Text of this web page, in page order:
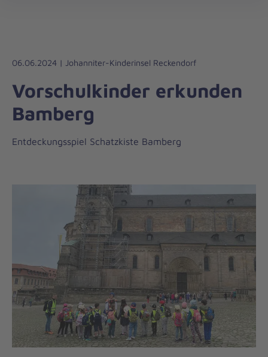
Liebe
Leben
06.06.2024 | Johanniter-Kinderinsel Reckendorf
Vorschulkinder erkunden
Bamberg
Entdeckungsspiel Schatzkiste Bamberg